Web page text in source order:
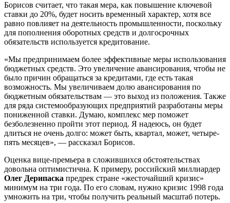
Борисов считает, что такая мера, как повышение ключевой
ставки до 20%, будет носить временный характер, хотя все
равно повлияет на деятельность промышленности, поскольку
для пополнения оборотных средств и долгосрочных
обязательств используется кредитование.
«Мы предпринимаем более эффективные меры использования
бюджетных средств. Это увеличение авансирования, чтобы не
было причин обращаться за кредитами, где есть такая
возможность. Мы увеличиваем долю авансирования по
бюджетным обязательствам — это выход из положения. Также
для ряда системообразующих предприятий разработаны меры
пониженной ставки. Думаю, комплекс мер поможет
безболезненно пройти этот период. Я надеюсь, он будет
длиться не очень долго: может быть, квартал, может, четыре-
пять месяцев», — рассказал Борисов.
Оценка вице-премьера в сложившихся обстоятельствах
довольна оптимистична. К примеру, российский миллиардер
Олег Дерипаска предрек стране «жесточайший кризис»
минимум на три года. По его словам, нужно кризис 1998 года
умножить на три, чтобы получить реальный масштаб потерь.